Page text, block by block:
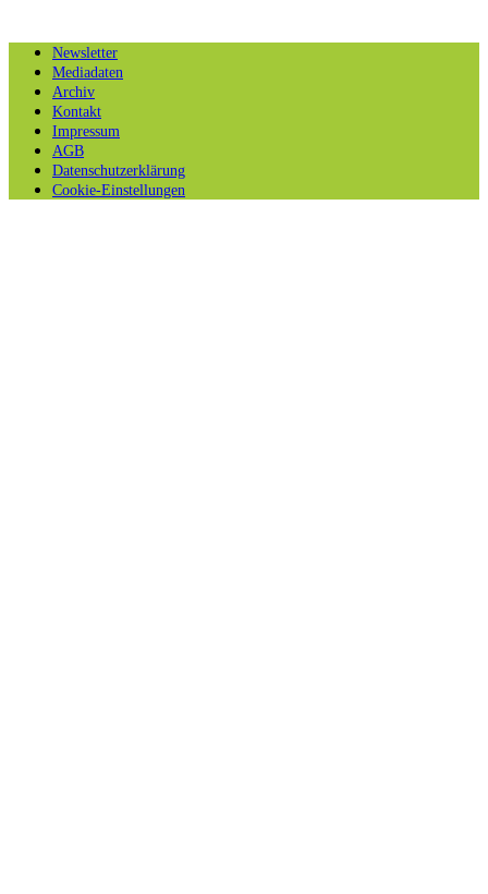
Newsletter
Mediadaten
Archiv
Kontakt
Impressum
AGB
Datenschutzerklärung
Cookie-Einstellungen